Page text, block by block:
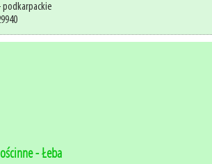
podkarpackie
- Łeba